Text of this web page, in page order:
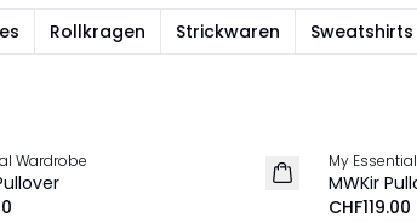
Rollkragen Strickwaren Sweatshirts
Wardrobe NEU
My
MWKir
CHF119.00